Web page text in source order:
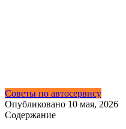
Советы по автосервису
Опубликовано 10 мая, 2026
Содержание